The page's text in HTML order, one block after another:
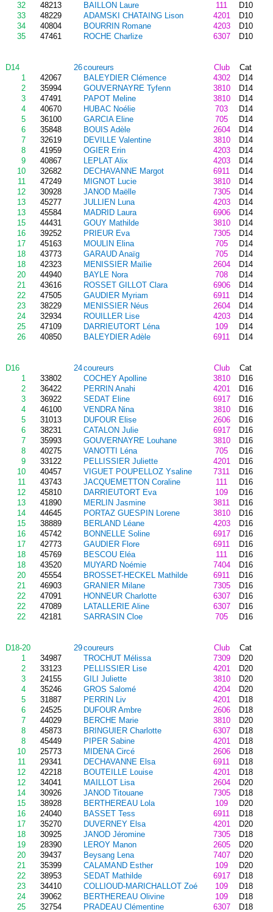
32
48213 BAILLON Laure 111
D10
33
48229 ADAMSKI CHATAING Lison 4201
D10
34
40804 BOURRIN Romane 4203
D10
35
47461 ROCHE Charlize 6307 D10
D14 26coureurs Club
Cat
1
42067 BALEYDIER Clémence 4302
D14
2
35994 GOUVERNAYRE Tyfenn 3810
D14
3
47491 PAPOT Meline 3810
D14
4
40670 HUBAC Noélie 703
D14
5
36100 GARCIA Eline 705
D14
6
35848 BOUIS Adèle 2604
D14
7
32619 DEVILLE Valentine 3810
D14
8
41959 OGIER Erin 4203
D14
9
40867 LEPLAT Alix 4203
D14
10
32682 DECHAVANNE Margot 6911
D14
11
47249 MIGNOT Lucie 3810
D14
12
30928 JANOD Maëlle 7305
D14
13
45277 JULLIEN Luna 4203
D14
13
45584 MADRID Laura 6906
D14
15
44431 GOUY Mathilde 3810
D14
16
39252 PRIEUR Eva 7305
D14
17
45163 MOULIN Elina 705
D14
18
43773 GARAUD Anaïg 705
D14
18
42323 MENISSIER Maïlie 2604
D14
20
44940 BAYLE Nora 708
D14
21
43616 ROSSET GILLOT Clara 6906
D14
22
47505 GAUDIER Myriam 6911
D14
23
38229 MENISSIER Néus 2604
D14
24
32934 ROUILLER Lise 4203
D14
25
47109 DARRIEUTORT Léna 109
D14
26
40850 BALEYDIER Adèle 6911 D14
D16 24coureurs Club
Cat
1
33802 COCHEY Apolline 3810
D16
2
36422 PERRIN Anahi 4201
D16
3
36922 SEDAT Eline 6917
D16
4
46100 VENDRA Nina 3810
D16
5
31013 DUFOUR Elise 2606
D16
6
38231 CATALON Julie 6917
D16
7
35993 GOUVERNAYRE Louhane 3810
D16
8
40275 VANOTTI Léna 705
D16
9
33122 PELLISSIER Juliette 4201
D16
10
40457 VIGUET POUPELLOZ Ysaline 7311
D16
11
43743 JACQUEMETTON Coraline 111
D16
12
45810 DARRIEUTORT Eva 109
D16
13
41890 MERLIN Jasmine 3811
D16
14
44645 PORTAZ GUESPIN Lorene 3810
D16
15
38889 BERLAND Léane 4203
D16
16
45742 BONNELLE Soline 6917
D16
17
42773 GAUDIER Flore 6911
D16
18
45769 BESCOU Eléa 111
D16
18
43520 MUYARD Noémie 7404
D16
20
45554 BROSSET-HECKEL Mathilde 6911
D16
21
46903 GRANIER Milane 7305
D16
22
47091 HONNEUR Charlotte 6307
D16
22
47089 LATALLERIE Aline 6307
D16
22
42181 SARRASIN Cloe 705 D16
D18-20 29coureurs Club
Cat
1
34987 TROCHUT Mélissa 7309
D20
2
33123 PELLISSIER Lise 4201
D20
3
24155 GILI Juliette 3810
D20
4
35246 GROS Salomé 4204
D20
5
31887 PERRIN Liv 4201
D18
6
24525 DUFOUR Ambre 2606
D18
7
44029 BERCHE Marie 3810
D20
8
45873 BRINGUIER Charlotte 6307
D18
8
45449 PIPER Sabine 4201
D18
10
25773 MIDENA Circé 2606
D18
11
29341 DECHAVANNE Elsa 6911
D18
12
42218 BOUTEILLE Louise 4201
D18
12
34041 MAILLOT Lisa 2604
D20
14
30926 JANOD Titouane 7305
D18
15
38928 BERTHEREAU Lola 109
D20
16
24040 BASSET Tess 6911
D18
17
35270 DUVERNEY Elsa 4201
D20
18
30925 JANOD Jéromine 7305
D18
19
28390 LEROY Manon 2605
D20
20
39437 Beysang Lena 7407
D20
21
35399 CALAMAND Esther 109
D20
22
38953 SEDAT Mathilde 6917
D18
23
34410 COLLIOUD-MARICHALLOT Zoé 109
D18
24
39062 BERTHEREAU Olivine 109
D18
25
32754 PRADEAU Clémentine 6307
D18